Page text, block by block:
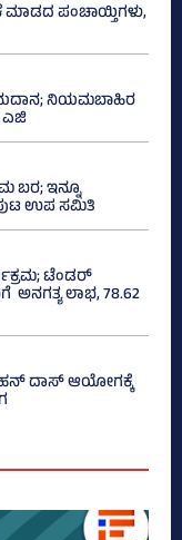
ಮಾಡದ ಪಂಚಾಯ್ತಿಗಳು,
ನಿಯಮಬಾಹಿರ
ಎಜಿ
ಬರ; ಇನ್ನೂ
ಉಪ ಸಮಿತಿ
ಟೆಂಡರ್
ಅನಗತ್ಯ ಲಾಭ, 78.62
ದಾಸ್ ಆಯೋಗಕ್ಕೆ